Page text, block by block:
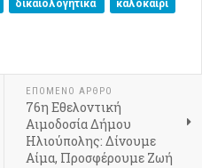
δικαιολογητικά
καλοκαίρι
ΕΠΟΜΕΝΟ ΑΡΘΡΟ
76η Εθελοντική
Αιμοδοσία Δήμου
Ηλιούπολης: Δίνουμε
Αίμα, Προσφέρουμε Ζωή